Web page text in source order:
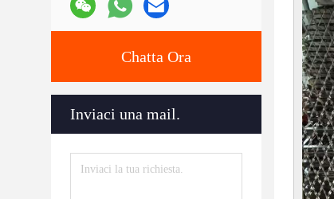
Chatta Ora
Inviaci una mail.